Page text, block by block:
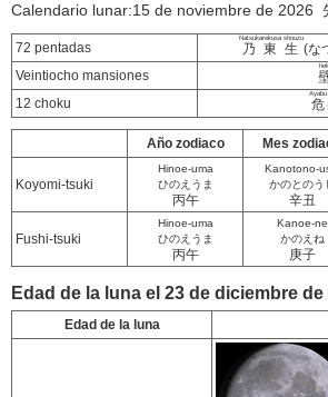
Calendario lunar:15 de noviembre de 2026
72 pentadas 乃東生
Natsukarekusa shouzu
(な
Veintiocho mansiones
12 choku
危
Ayabu
Año zodiaco Mes
Koyomi-tsuki
Hinoe-uma
ひのえうま
丙午
Kanotono-
かのとのうし
辛丑
Fushi-tsuki
Hinoe-uma
ひのえうま
丙午
Kanoe-ne
かのえね
庚子
Edad de la luna el 23 de diciembre de
Edad de la luna